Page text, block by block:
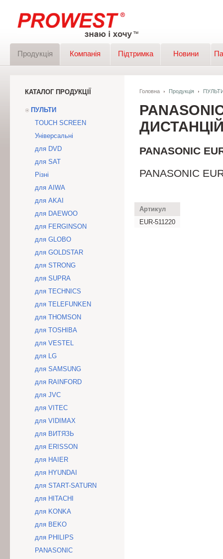
Продукція Компанія Підтримка Новини
КАТАЛОГ ПРОДУКЦІЇ
ПУЛЬТИ
TOUCH SCREEN
Універсальні
для DVD
для SAT
Різні
для AIWA
для AKAI
для DAEWOO
для FERGINSON
для GLOBO
для GOLDSTAR
для STRONG
для SUPRA
для TECHNICS
для TELEFUNKEN
для THOMSON
для TOSHIBA
для VESTEL
для LG
для SAMSUNG
для RAINFORD
для JVC
для VITEC
для VIDIMAX
для ВИТЯЗЬ
для ERISSON
для HAIER
для HYUNDAI
для START-SATURN
для HITACHI
для KONKA
для BEKO
для PHILIPS
PANASONIC
Головна Продукція
PANASONIC
PANASONIC
Артикул
EUR-511220